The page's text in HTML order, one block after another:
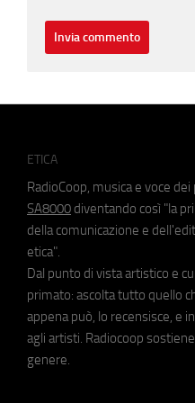
ETICA
RadioCoop, musica e voce
SA8000 diventando così "la
della comunicazione e
etica".
Dal punto di vista artistico e
primato: ascolta tutto quello
appena può, lo recensisce, e
agli artisti. Radiocoop
genere.